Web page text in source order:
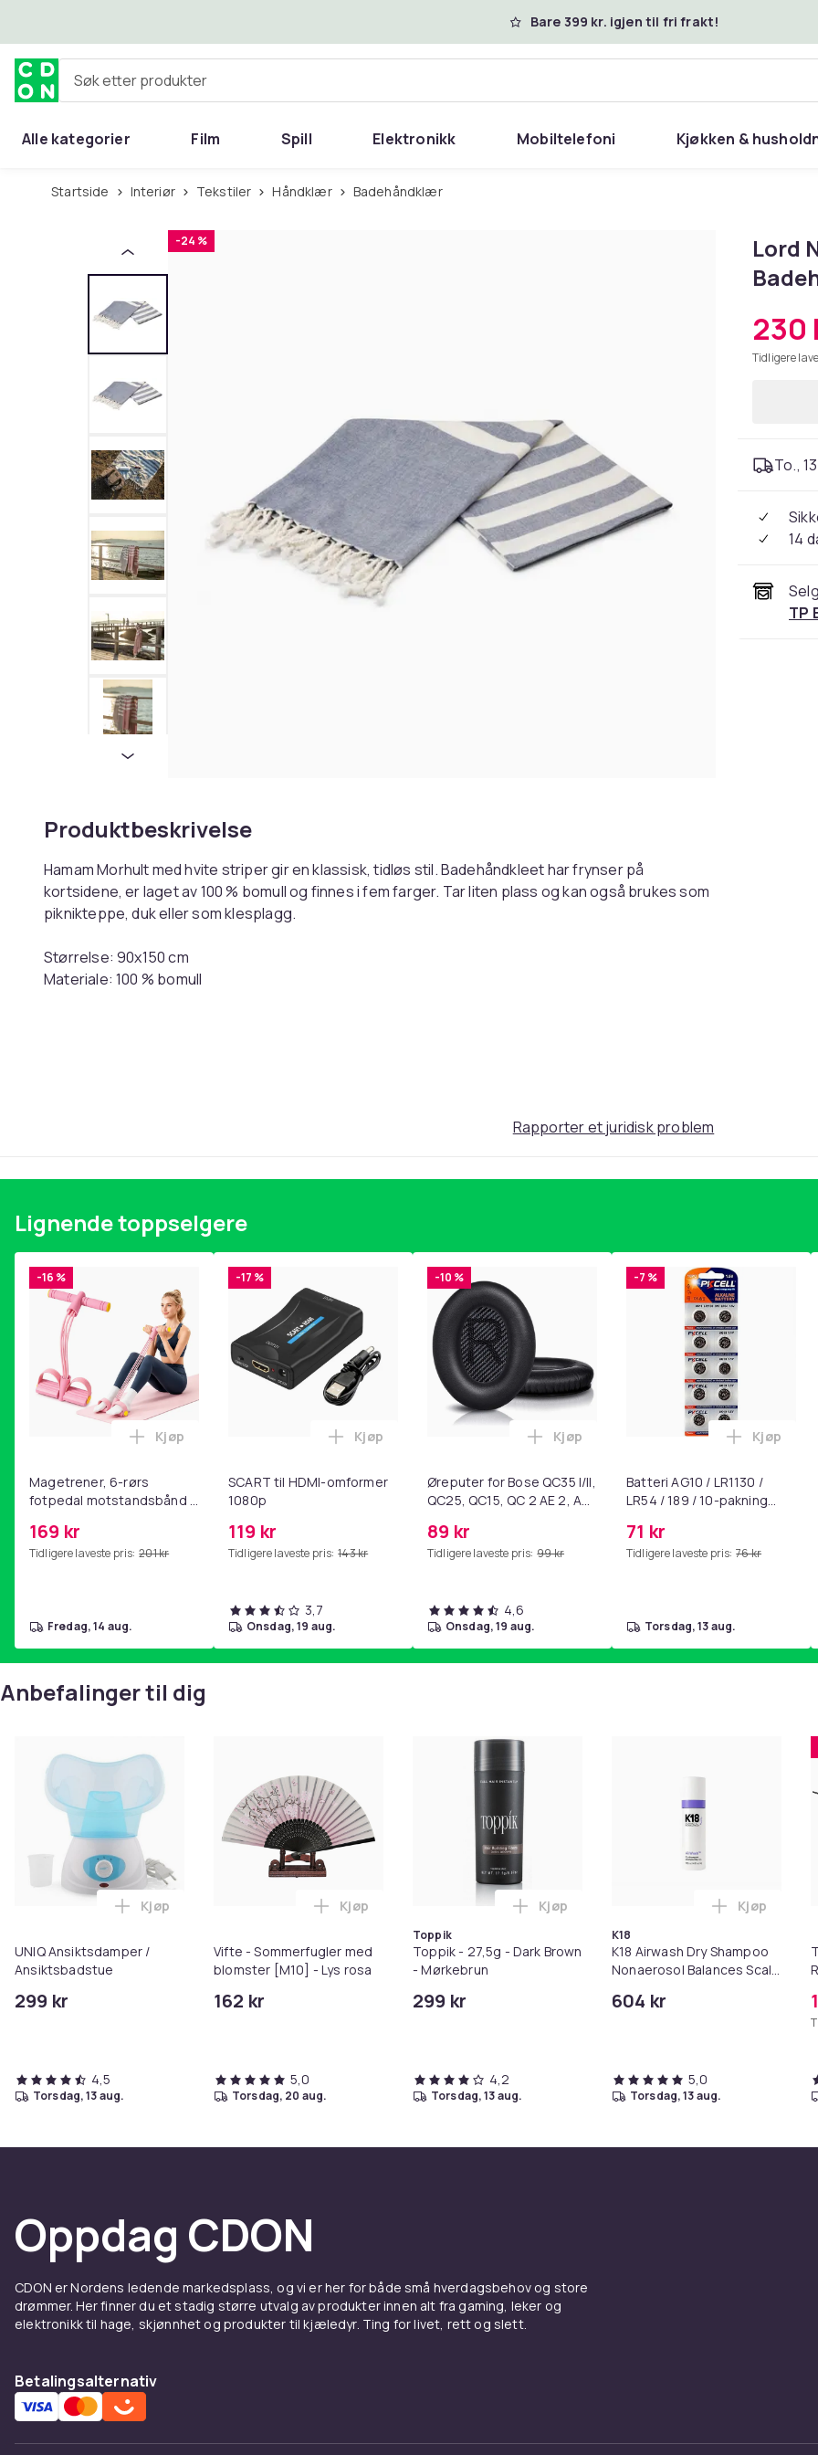
Bare 399 kr. igjen til fri frakt!
Søk etter produkter
Alle kategorier Film Spill Elektronikk Mobiltelefoni Kjøkken &
Startside Interiør Tekstiler Håndklær Badehåndklær
-24 %
Produktbeskrivelse
Hamam Morhult med hvite striper gir en klassisk, tidløs stil. Badehåndkleet har frynser på
kortsidene, er laget av 100 % bomull og finnes i fem farger. Tar liten plass og kan også brukes som
piknikteppe, duk eller som klesplagg.
Størrelse: 90x150 cm
Materiale: 100 % bomull
Lord
230
Tidligere
To.,
14
TP
Rapporter et juridisk problem
Lignende toppselgere
-16 %
Magetrener, 6-rørs
fotpedal motstandsbånd -
yoga og
hjemmegymnastikk Pink
169 kr
Tidligere laveste pris: 201 kr
Legg Magetrener, 6-rørs fotpedal motstandsbånd - mage- og kjernetrening, yoga og
Kjøp
fredag, 14 aug.
-17 %
SCART til HDMI-omformer
1080p
119 kr
Tidligere laveste pris: 143 kr
Legg SCART til HDMI-omformer 1080p i handlekurven
Kjøp
3,7
onsdag, 19 aug.
-10 %
Øreputer for Bose QC35 I/II,
QC25, QC15, QC 2 AE 2, AE
SoundLink Black
89 kr
Tidligere laveste pris: 99 kr
Legg Øreputer for Bose QC35 I/II, QC25,
Kjøp
4,6
onsdag, 19 aug.
-7 %
Batteri AG10 / LR1130 /
LR54 / 189 / 10-pakning
71 kr
Tidligere laveste pris: 76 kr
Legg
Kjøp
torsdag, 13 aug.
Anbefalinger til dig
UNIQ Ansiktsdamper /
Ansiktsbadstue
299 kr
Legg UNIQ Ansiktsdamper / Ansiktsbadstue i handlekurven
Kjøp
4,5
torsdag, 13 aug.
Vifte - Sommerfugler med
blomster [M10] - Lys rosa
162 kr
Legg Vifte - Sommerfugler med blomster [M10] - Lys rosa i handlekurven
Kjøp
5,0
torsdag, 20 aug.
Toppik
Toppik - 27,5g - Dark Brown
- Mørkebrun
299 kr
Legg Toppik - 27,5g - Dark Brown -
Kjøp
4,2
torsdag, 13 aug.
K18
K18 Airwash Dry Shampoo
Nonaerosol Balances Scalp
604 kr
Legg K18
Kjøp
5,0
torsdag, 13 aug.
Oppdag CDON
CDON er Nordens ledende markedsplass, og vi er her for både små hverdagsbehov og store
drømmer. Her finner du et stadig større utvalg av produkter innen alt fra gaming, leker og
elektronikk til hage, skjønnhet og produkter til kjæledyr. Ting for livet, rett og slett.
Betalingsalternativ